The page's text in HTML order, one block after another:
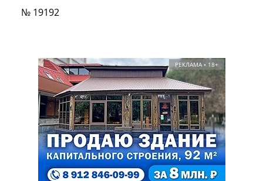
№ 19192
РЕКЛАМА • 18+